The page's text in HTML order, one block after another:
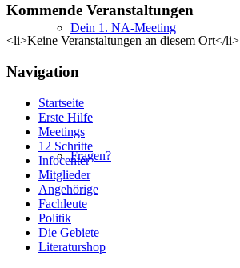
Dein 1. NA-Meeting
Fragen?
Kommende Veranstaltungen
<li>Keine Veranstaltungen an diesem Ort</li>
Navigation
Startseite
Erste Hilfe
Meetings
12 Schritte
Infocenter
Mitglieder
Angehörige
Fachleute
Politik
Die Gebiete
Literaturshop